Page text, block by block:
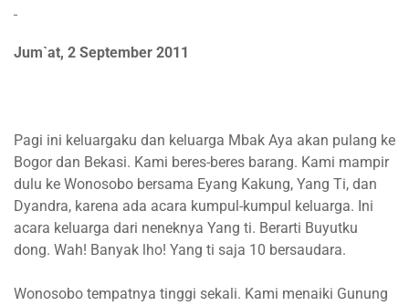
Jum`at, 2 September 2011
Pagi ini keluargaku dan keluarga Mbak Aya akan pulang ke
Bogor dan Bekasi. Kami beres-beres barang. Kami mampir
dulu ke Wonosobo bersama Eyang Kakung, Yang Ti, dan
Dyandra, karena ada acara kumpul-kumpul keluarga. Ini
acara keluarga dari neneknya Yang ti. Berarti Buyutku
dong. Wah! Banyak lho! Yang ti saja 10 bersaudara.
Wonosobo tempatnya tinggi sekali. Kami menaiki Gunung